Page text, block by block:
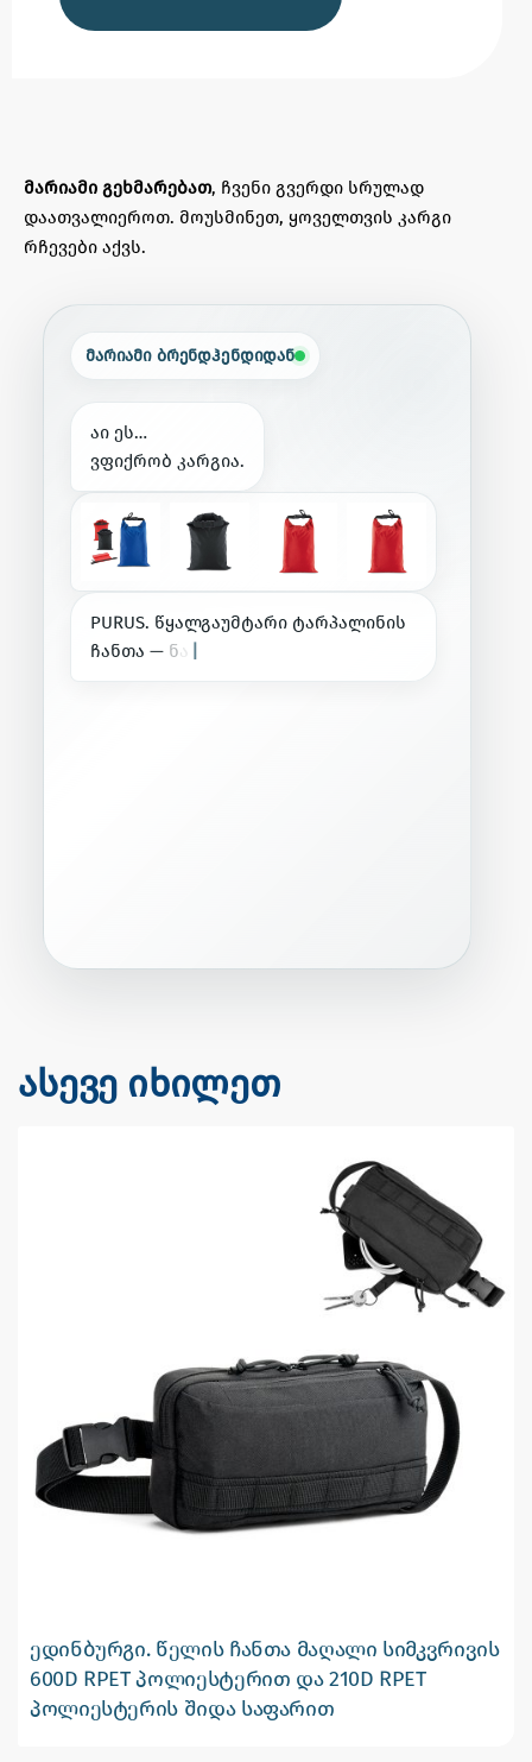
მარიამი გეხმარებათ, ჩვენი გვერდი სრულად
დაათვალიეროთ. მოუსმინეთ, ყოველთვის კარგი
რჩევები აქვს.
მარიამი ბრენდჰენდიდან
აი ეს…
ვფიქრობ კარგია.
PURUS. წყალგაუმტარი ტარპალინის
ჩანთა — ნა
ასევე იხილეთ
ედინბურგი. წელის ჩანთა მაღალი სიმკვრივის
600D RPET პოლიესტერით და 210D RPET
პოლიესტერის შიდა საფარით